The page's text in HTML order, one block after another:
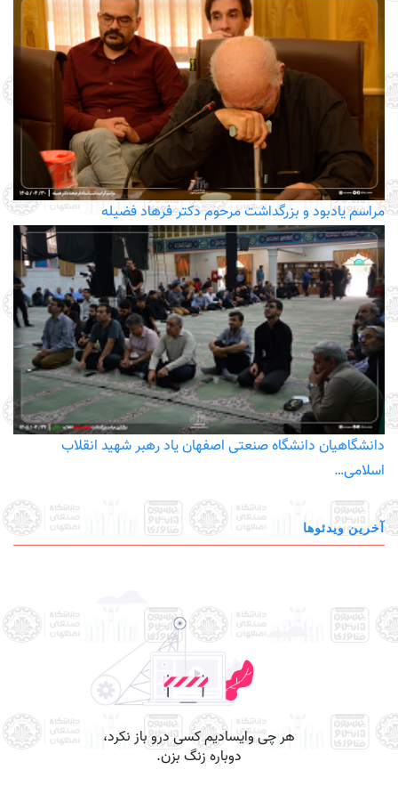
مراسم یادبود و بزرگداشت مرحوم دکتر فرهاد فضیله
دانشگاهیان دانشگاه صنعتی اصفهان یاد رهبر شهید انقلاب
اسلامی…
آخرین ویدئوها